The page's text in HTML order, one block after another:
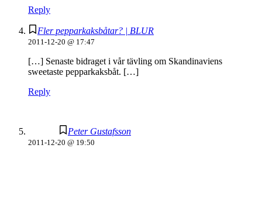
Reply
Fler pepparkaksbåtar? | BLUR
2011-12-20 @ 17:47
[…] Senaste bidraget i vår tävling om Skandinaviens
sweetaste pepparkaksbåt. […]
Reply
Peter Gustafsson
2011-12-20 @ 19:50